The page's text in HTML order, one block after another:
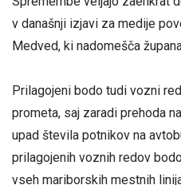
v današnji izjavi za medije
Medved, ki nadomešča
Prilagojeni bodo tudi vozni
prometa, saj zaradi prehoda
upad števila potnikov na
prilagojenih voznih redov
vseh mariborskih mestnih